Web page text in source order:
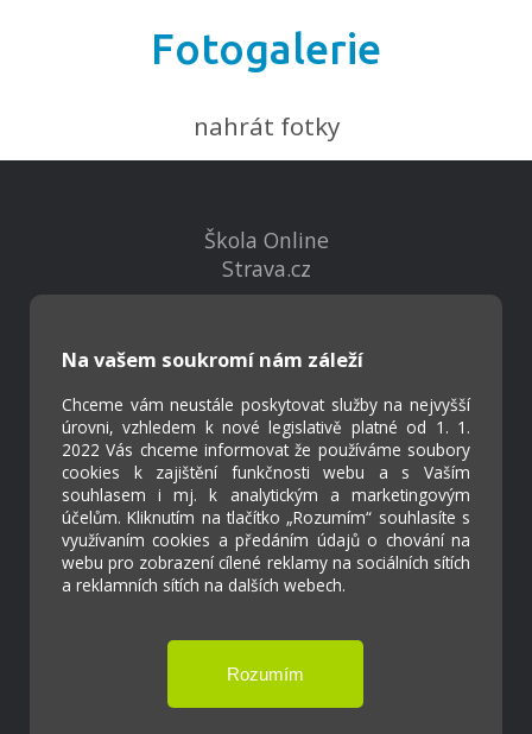
Fotogalerie
nahrát fotky
Na vašem soukromí nám záleží
Chceme vám neustále poskytovat služby na nejvyšší
úrovni, vzhledem k nové legislativě platné od 1. 1.
2022 Vás chceme informovat že používáme soubory
cookies k zajištění funkčnosti webu a s Vaším
souhlasem i mj. k analytickým a marketingovým
účelům. Kliknutím na tlačítko „Rozumím“ souhlasíte s
využívaním cookies a předáním údajů o chování na
webu pro zobrazení cílené reklamy na sociálních sítích
a reklamních sítích na dalších webech.
Škola Online
Strava.cz
Projekty
Virtuální prohlídka
Cookies
Přístupnost
Přihlášení
Základní škola a Mateřská škola Ostrožská